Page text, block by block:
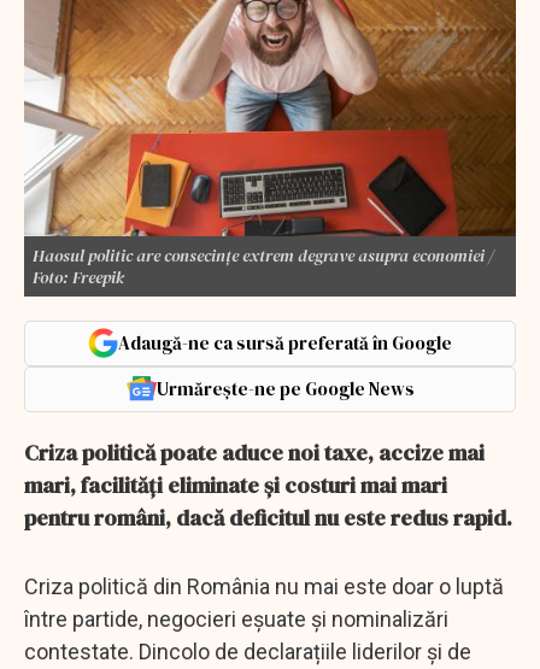
Haosul politic are consecințe extrem degrave asupra economiei /
Foto: Freepik
Adaugă-ne ca sursă preferată în Google
Urmărește-ne pe Google News
Criza politică poate aduce noi taxe, accize mai
mari, facilități eliminate și costuri mai mari
pentru români, dacă deficitul nu este redus rapid.
Criza politică din România nu mai este doar o luptă
între partide, negocieri eșuate și nominalizări
contestate. Dincolo de declarațiile liderilor și de